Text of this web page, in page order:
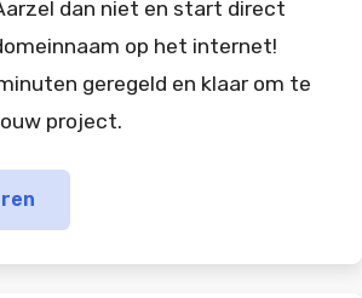
dan niet en start direct
op het internet!
geregeld en klaar om te
project.